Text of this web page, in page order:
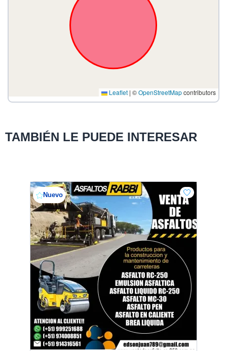
Leaflet | ©OpenStreetMapcontributors
TAMBIÉN LE PUEDE INTERESAR
Nuevo